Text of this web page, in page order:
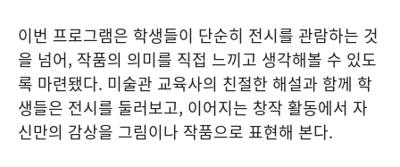
이번 프로그램은 학생들이 단순히 전시를 관람하는 것
을 넘어, 작품의 의미를 직접 느끼고 생각해볼 수 있도
록 마련됐다. 미술관 교육사의 친절한 해설과 함께 학
생들은 전시를 둘러보고, 이어지는 창작 활동에서 자
신만의 감상을 그림이나 작품으로 표현해 본다.